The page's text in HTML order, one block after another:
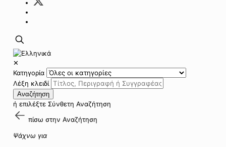
✕
Κατηγορία
Λέξη κλειδί
Αναζήτηση
ή επιλέξτε Σύνθετη Αναζήτηση
πίσω στην Αναζήτηση
Ψάχνω για